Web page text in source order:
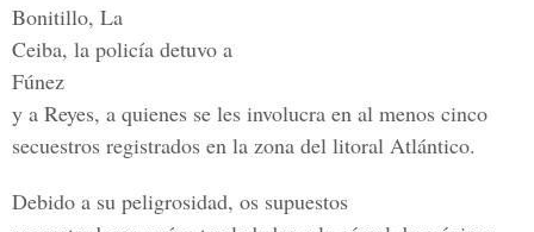
Bonitillo, La
Ceiba, la policía detuvo a
Fúnez
y a Reyes, a quienes se les involucra en al menos cinco
secuestros registrados en la zona del litoral Atlántico.
Debido a su peligrosidad, os supuestos